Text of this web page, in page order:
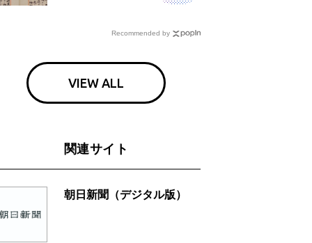
読む もう一つの「終戦の
Recommended by
VIEW ALL
関連サイト
朝日新聞（デジタル版）